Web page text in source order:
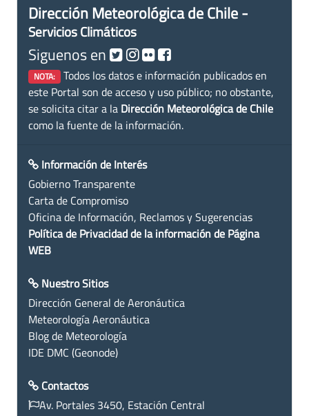
Dirección Meteorológica de Chile -
Servicios Climáticos
Siguenos en
NOTA: Todos los datos e información publicados en
este Portal son de acceso y uso público; no obstante,
se solicita citar a la Dirección Meteorológica de Chile
como la fuente de la información.
Información de Interés
Gobierno Transparente
Carta de Compromiso
Oficina de Información, Reclamos y Sugerencias
Política de Privacidad de la información de Página
WEB
Nuestro Sitios
Dirección General de Aeronáutica
Meteorología Aeronáutica
Blog de Meteorología
IDE DMC (Geonode)
Contactos
Av. Portales 3450, Estación Central